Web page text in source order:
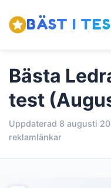
BÄST I
Bästa
test
Uppdaterad 8 augusti
reklamlänkar